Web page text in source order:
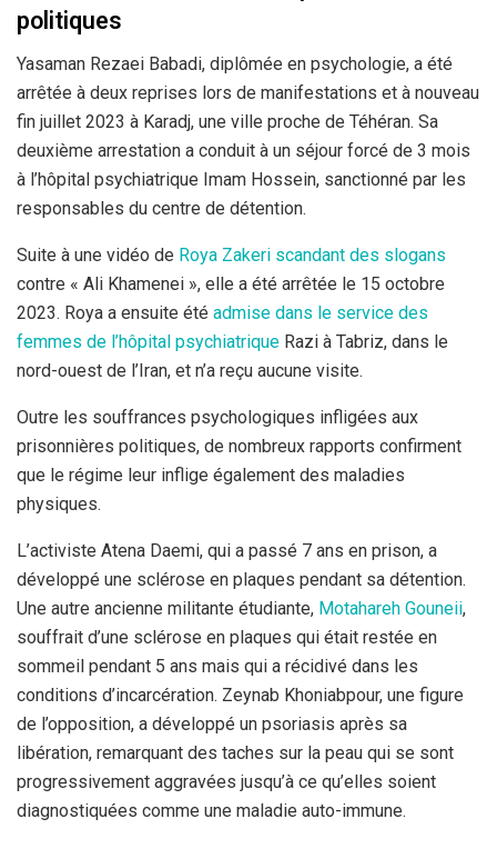
politiques
Yasaman Rezaei Babadi, diplômée en psychologie, a été
arrêtée à deux reprises lors de manifestations et à nouveau
fin juillet 2023 à Karadj, une ville proche de Téhéran. Sa
deuxième arrestation a conduit à un séjour forcé de 3 mois
à l’hôpital psychiatrique Imam Hossein, sanctionné par les
responsables du centre de détention.
Suite à une vidéo de Roya Zakeri scandant des slogans
contre « Ali Khamenei », elle a été arrêtée le 15 octobre
2023. Roya a ensuite été admise dans le service des
femmes de l’hôpital psychiatrique Razi à Tabriz, dans le
nord-ouest de l’Iran, et n’a reçu aucune visite.
Outre les souffrances psychologiques infligées aux
prisonnières politiques, de nombreux rapports confirment
que le régime leur inflige également des maladies
physiques.
L’activiste Atena Daemi, qui a passé 7 ans en prison, a
développé une sclérose en plaques pendant sa détention.
Une autre ancienne militante étudiante, Motahareh Gouneii,
souffrait d’une sclérose en plaques qui était restée en
sommeil pendant 5 ans mais qui a récidivé dans les
conditions d’incarcération. Zeynab Khoniabpour, une figure
de l’opposition, a développé un psoriasis après sa
libération, remarquant des taches sur la peau qui se sont
progressivement aggravées jusqu’à ce qu’elles soient
diagnostiquées comme une maladie auto-immune.